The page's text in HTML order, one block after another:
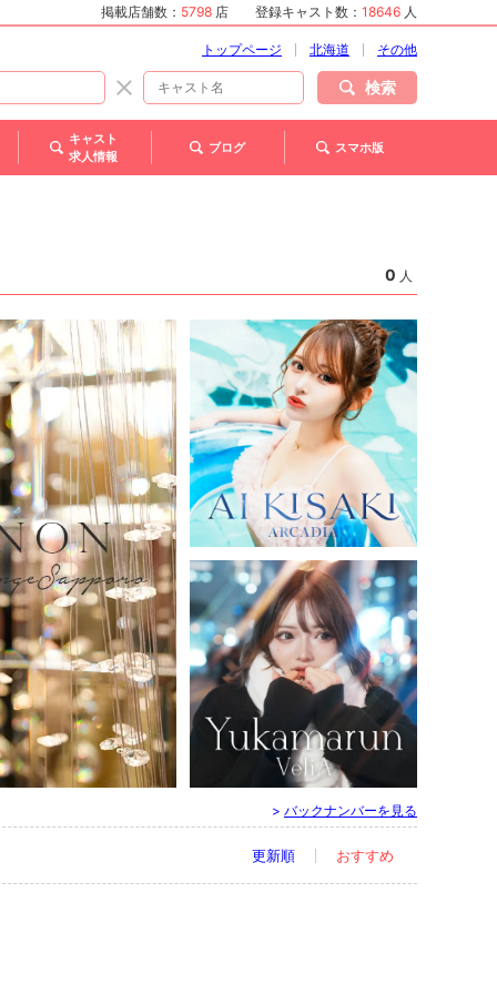
掲載店舗数： 5798 店 登録キャスト数： 18646 人
トップページ 北海道 その他
検索
キャスト
求人情報
ブログ スマホ版
0 人
すすきの ／ ニュークラブ
ARCADIA - アルカディア
妃 愛（23）
すすきの ／ ニュークラブ
VeliA - ヴェリア
> バックナンバーを見る
更新順 おすすめ